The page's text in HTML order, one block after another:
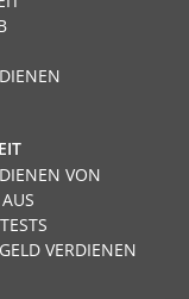
VON
VERDIENEN